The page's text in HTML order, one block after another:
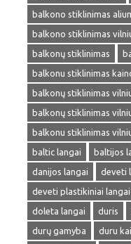
balkono stiklinimas
balkono stiklinimas
balkonų stiklinimas
balkonu stiklinimas
balkonų stiklinimas
balkonų stiklinimas
balkonu stiklinimas
baltic langai
baltijos
danijos langai
deveti
deveti plastikiniai langai
doleta langai
duris
durų gamyba
duru